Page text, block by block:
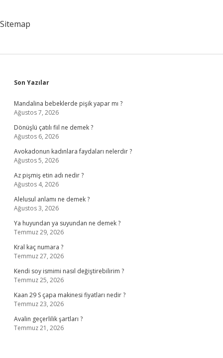
Sitemap
Sidebar
Son Yazılar
Mandalina bebeklerde pişik yapar mı ?
Ağustos 7, 2026
Dönüşlü çatılı fiil ne demek ?
Ağustos 6, 2026
Avokadonun kadınlara faydaları nelerdir ?
Ağustos 5, 2026
Az pişmiş etin adı nedir ?
Ağustos 4, 2026
Alelusul anlamı ne demek ?
Ağustos 3, 2026
Ya huyundan ya suyundan ne demek ?
Temmuz 29, 2026
Kral kaç numara ?
Temmuz 27, 2026
Kendi soy ismimi nasıl değiştirebilirim ?
Temmuz 25, 2026
Kaan 29 S çapa makinesi fiyatları nedir ?
Temmuz 23, 2026
Avalin geçerlilik şartları ?
Temmuz 21, 2026